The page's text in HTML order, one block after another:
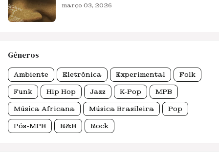
março 03, 2026
Gêneros
Ambiente Eletrônica Experimental Folk
Funk Hip Hop Jazz K-Pop MPB
Música Africana Música Brasileira Pop
Pós-MPB R&B Rock